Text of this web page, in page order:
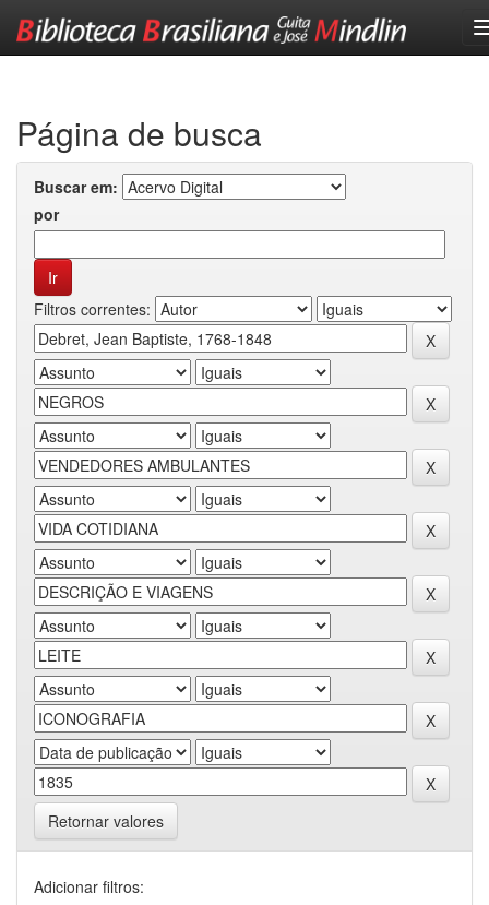
Página de busca
Buscar em:
por
Filtros correntes:
Retornar valores
Adicionar filtros: